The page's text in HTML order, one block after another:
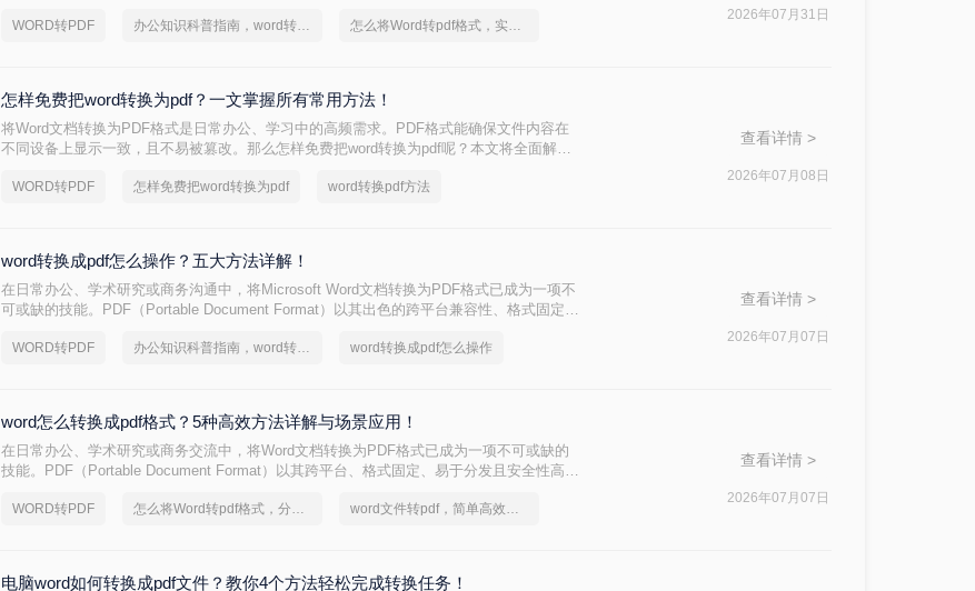
求。
WORD转PDF 办公知识科普指南，word转换成pdf的操作方法 怎么将Word转pdf格式，实用的方法来了
2026年07月31日
怎样免费把word转换为pdf？一文掌握所有常用方法！
将Word文档转换为PDF格式是日常办公、学习中的高频需求。PDF格式能确保文件内容在
不同设备上显示一致，且不易被篡改。那么怎样免费把word转换为pdf呢？本文将全面解析5
WORD转PDF 怎样免费把word转换为pdf word转换pdf方法
查看详情 >
2026年07月08日
word转换成pdf怎么操作？五大方法详解！
在日常办公、学术研究或商务沟通中，将Microsoft Word文档转换为PDF格式已成为一项不
可或缺的技能。PDF（Portable Document Format）以其出色的跨平台兼容性、格式固定性
一个高质量的PDF文件能确保在任何设备上呈现的效果都与您的初衷一致。尽管Word转
WORD转PDF 办公知识科普指南，word转换成pdf的操作方法 word转换成pdf怎么操作
查看详情 >
2026年07月07日
word怎么转换成pdf格式？5种高效方法详解与场景应用！
在日常办公、学术研究或商务交流中，将Word文档转换为PDF格式已成为一项不可或缺的
技能。PDF（Portable Document Format）以其跨平台、格式固定、易于分发且安全性高的
在转换过程中遇到格式错乱、体积过大或无法编辑等问题。
WORD转PDF 怎么将Word转pdf格式，分享一种简单的方法 word文件转pdf，简单高效的转换方法
查看详情 >
2026年07月07日
电脑word如何转换成pdf文件？教你4个方法轻松完成转换任务！